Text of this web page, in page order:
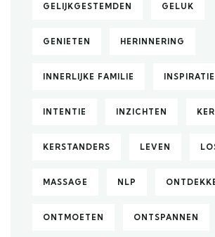
GELIJKGESTEMDEN GELUK
GENIETEN HERINNERING
INNERLIJKE FAMILIE INSPIRATIE
INTENTIE INZICHTEN
KERSTANDERS LEVEN
MASSAGE NLP
ONTMOETEN ONTSPANNEN